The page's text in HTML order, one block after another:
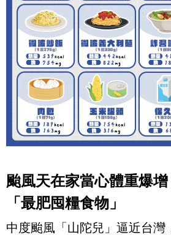
颱風天在家當心體重爆
「最肥囤糧食物」
中度颱風「山陀兒」逼近台灣